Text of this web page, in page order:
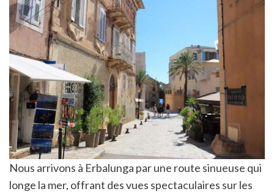
Nous arrivons à Erbalunga par une route sinueuse qui
longe la mer, offrant des vues spectaculaires sur les